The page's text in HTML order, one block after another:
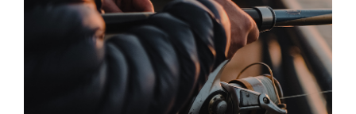
sunmaktadır.